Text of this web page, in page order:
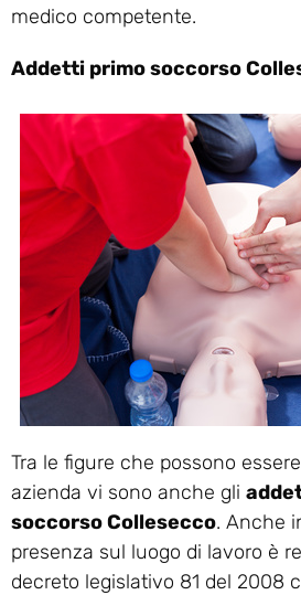
medico competente.
Addetti primo soccorso
Tra le figure che possono
azienda vi sono anche gli
soccorso Collesecco. Anche
presenza sul luogo di lavoro è
decreto legislativo 81 del 2008